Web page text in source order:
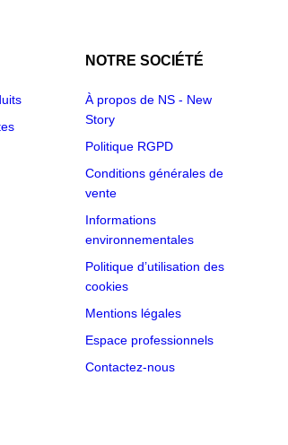
NOTRE SOCIÉTÉ
À propos de NS - New
Story
Politique RGPD
Conditions générales de
vente
Informations
environnementales
Politique d’utilisation des
cookies
Mentions légales
Espace professionnels
Contactez-nous